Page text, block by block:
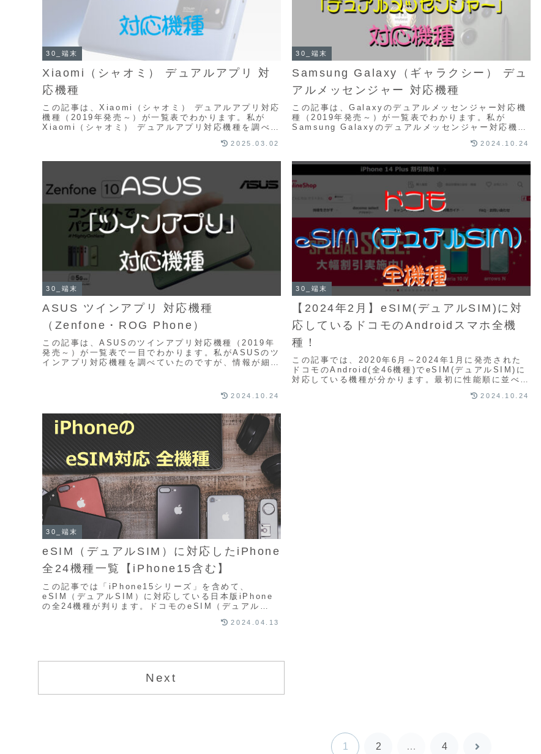
30_端末
Xiaomi（シャオミ） デュアルアプリ 対
応機種
この記事は、Xiaomi（シャオミ） デュアルアプリ対応
機種（2019年発売～）が一覧表でわかります。私が
Xiaomi（シャオミ） デュアルアプリ対応機種を調べて
2025.03.02
30_端末
Samsung Galaxy（ギャラクシー） デュ
アルメッセンジャー 対応機種
この記事は、Galaxyのデュアルメッセンジャー対応機
種（2019年発売～）が一覧表でわかります。私が
Samsung Galaxyのデュアルメッセンジャー対応機種
2024.10.24
30_端末
ASUS ツインアプリ 対応機種
（Zenfone・ROG Phone）
この記事は、ASUSのツインアプリ対応機種（2019年
発売～）が一覧表で一目でわかります。私がASUSのツ
インアプリ対応機種を調べていたのですが、情報が細切
2024.10.24
30_端末
【2024年2月】eSIM(デュアルSIM)に対
応しているドコモのAndroidスマホ全機
種！
この記事では、2020年6月～2024年1月に発売された
ドコモのAndroid(全46機種)でeSIM(デュアルSIM)に
対応している機種が分かります。最初に性能順に並べた
2024.10.24
30_端末
eSIM（デュアルSIM）に対応したiPhone
全24機種一覧【iPhone15含む】
この記事では「iPhone15シリーズ」を含めて、
eSIM（デュアルSIM）に対応している日本版iPhone
の全24機種が判ります。ドコモのeSIM（デュアル
2024.04.13
Next
1 2 … 4